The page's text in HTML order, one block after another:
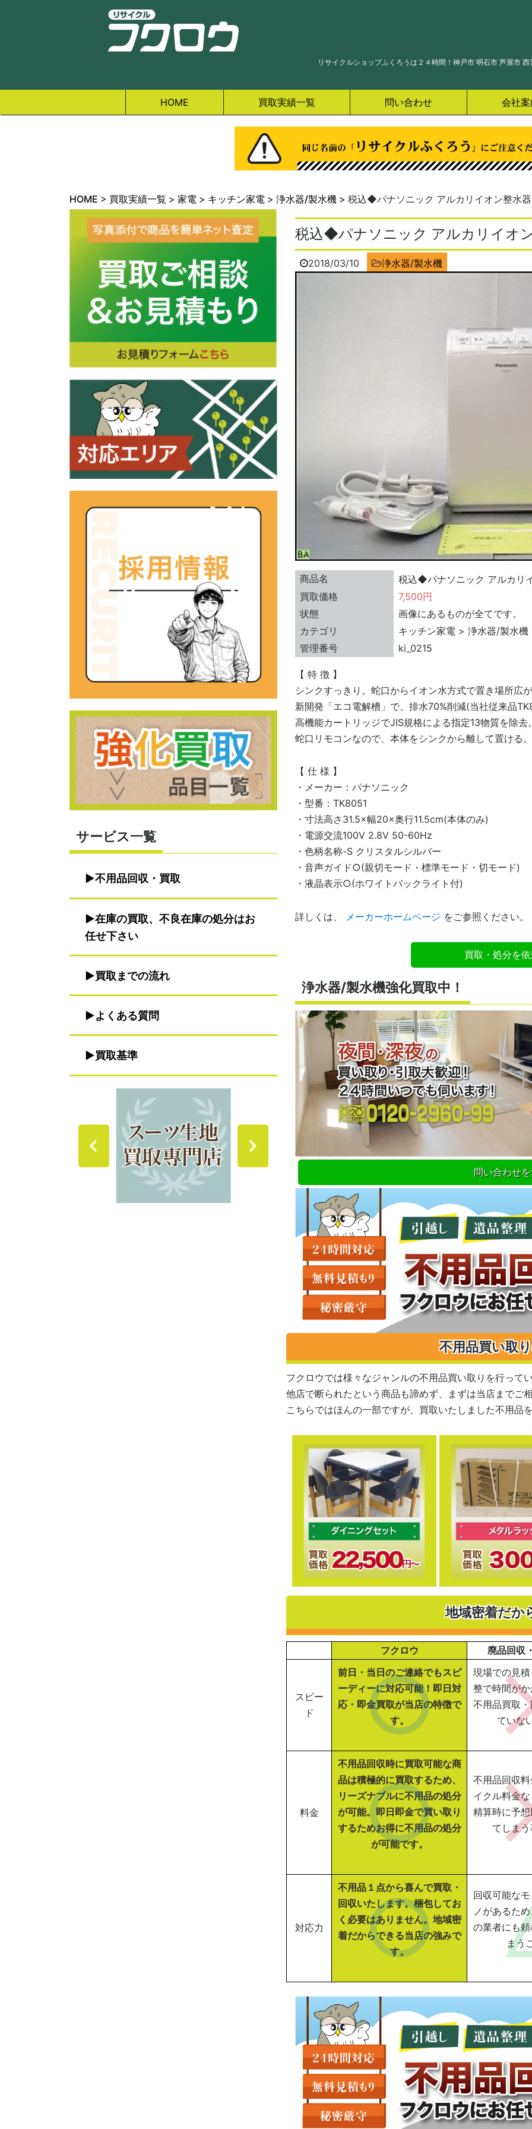
リサイクルショップふくろうは２４時間！神戸市 明石市 芦屋市
HOME 買取実績一覧 問い合わせ 会社
HOME > 買取実績一覧 > 家電 > キッチン家電 > 浄水器/製水機 > 税込◆パナソニック アルカリイオン整水
サービス一覧
不用品回収・買取
在庫の買取、不良在庫の処分はお
任せ下さい
買取までの流れ
よくある質問
買取基準
税込◆パナソニック アルカリイオ
2018/03/10 浄水器/製水機
商品名
税込◆パナソニック アルカリ
買取価格
7,500円
状態
画像にあるものが全てです。
カテゴリ
キッチン家電 > 浄水器/製水機
管理番号
ki_0215
【 特 徴 】
シンクすっきり。蛇口からイオン水方式で置き場所広
新開発「エコ電解槽」で、排水70%削減(当社従来品
高機能カートリッジでJIS規格による指定13物質を除去
蛇口リモコンなので、本体をシンクから離して置ける。
【 仕 様 】
・メーカー：パナソニック
・型番：TK8051
・寸法高さ31.5×幅20×奥行11.5cm(本体のみ)
・電源交流100V 2.8V 50-60Hz
・色柄名称-S クリスタルシルバー
・音声ガイド○(親切モード・標準モード・切モード)
・液晶表示○(ホワイトバックライト付)
詳しくは、 メーカーホームページ をご参照ください。
買取・処分を
浄水器/製水機強化買取中！
問い合わせ
不用品買い取
フクロウでは様々なジャンルの不用品買い取りを行って
他店で断られたという商品も諦めず、まずは当店までご
こちらではほんの一部ですが、買取いたしました不用品
地域密着だか
フクロウ 廃品回収
スピー
ド
前日・当日のご連絡でもスピ
ーディーに対応可能！即日対
応・即金買取が当店の特徴で
す。
現場での見
整で時間が
不用品買取
ていな
料金
不用品回収時に買取可能な商
品は積極的に買取するため、
リーズナブルに不用品の処分
が可能。即日即金で買い取り
するためお得に不用品の処分
が可能です。
不用品回収
イクル料金
精算時に予
てしま
対応力
不用品１点から喜んで買取・
回収いたします。梱包してお
く必要はありません。地域密
着だからできる当店の強みで
す。
回収可能な
ノがあるた
の業者にも
まう